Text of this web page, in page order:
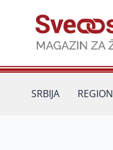
SRBIJA REGION